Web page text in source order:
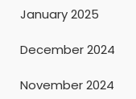
January 2025
December 2024
November 2024